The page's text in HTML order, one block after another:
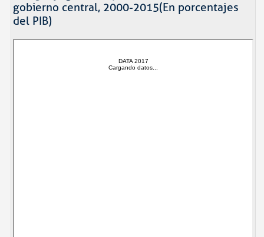
gobierno central, 2000-2015(En porcentajes
del PIB)